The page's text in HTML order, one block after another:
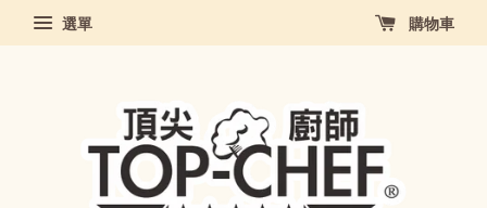
選單 購物車